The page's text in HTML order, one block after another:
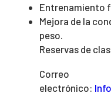
Entrenamiento
Mejora de la
peso.
Reservas de
Correo
electrónico: